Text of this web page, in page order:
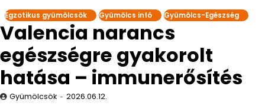
Egzotikus gyümölcsök Gyümölcs infó Gyümölcs-Egészség
Valencia narancs
egészségre gyakorolt
hatása – immunerősítés
Gyümölcsök 2026.06.12.